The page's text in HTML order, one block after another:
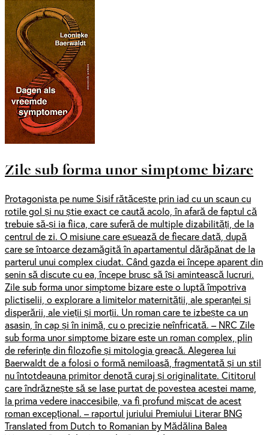
Zile sub forma unor simptome bizare
Protagonista pe nume Sisif rătăcește prin iad cu un scaun cu
rotile gol și nu știe exact ce caută acolo, în afară de faptul că
trebuie să-și ia fiica, care suferă de multiple dizabilități, de la
centrul de zi. O misiune care eșuează de fiecare dată, după
care se întoarce dezamăgită în apartamentul dărăpănat de la
parterul unui complex ciudat. Când gazda ei începe aparent din
senin să discute cu ea, începe brusc să își amintească lucruri.
Zile sub forma unor simptome bizare este o luptă împotriva
plictiselii, o explorare a limitelor maternității, ale speranței și
disperării, ale vieții și morții. Un roman care te izbește ca un
asasin, în cap și în inimă, cu o precizie neînfricată. – NRC Zile
sub forma unor simptome bizare este un roman complex, plin
de referințe din filozofie și mitologia greacă. Alegerea lui
Baerwaldt de a folosi o formă nemiloasă, fragmentată și un stil
nu întotdeauna primitor denotă curaj și originalitate. Cititorul
care îndrăznește să se lase purtat de povestea acestei mame,
la prima vedere inaccesibile, va fi profund mișcat de acest
roman excepțional. – raportul juriului Premiului Literar BNG
Translated from Dutch to Romanian by Mădălina Balea